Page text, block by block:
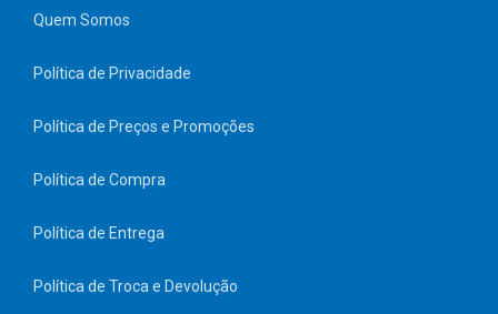
Quem Somos
Política de Privacidade
Política de Preços e Promoções
Política de Compra
Política de Entrega
Política de Troca e Devolução